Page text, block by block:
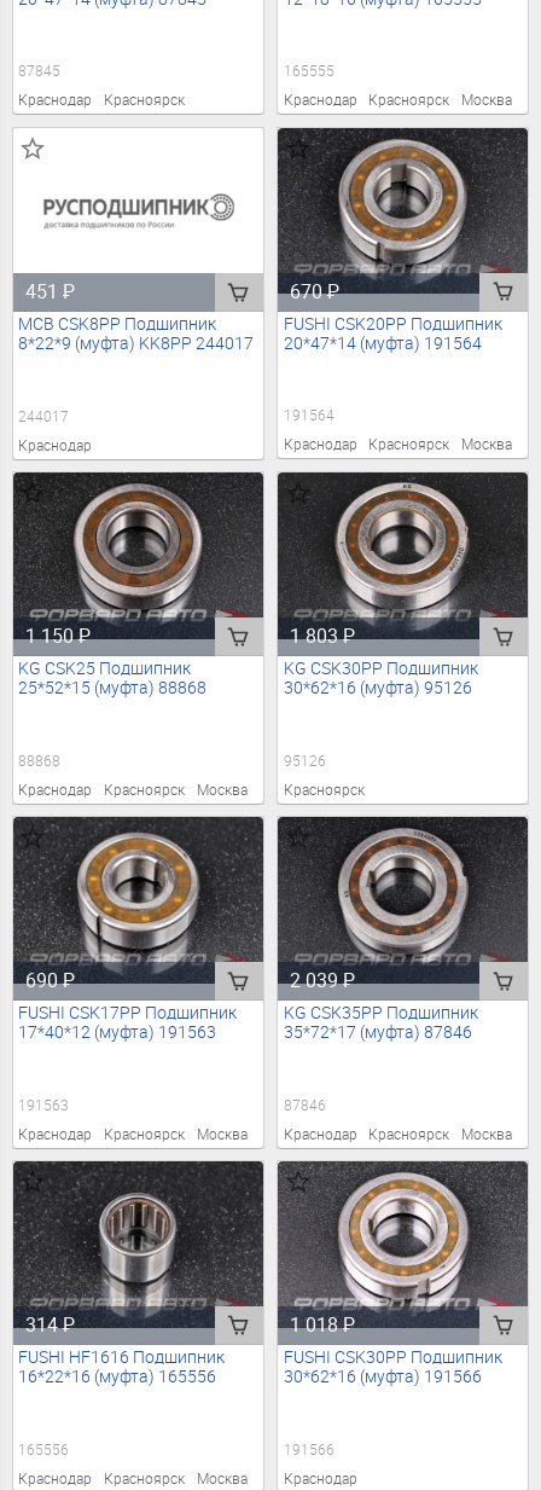
87845
Краснодар
Красноярск
165555
Краснодар
Красноярск Москва
451₽
MCB CSK8PP Подшипник
8*22*9 (муфта) KK8PP 244017
244017
Краснодар
670₽
FUSHI CSK20PP Подшипник
20*47*14 (муфта) 191564
191564
Краснодар
Красноярск Москва
1 150₽
KG CSK25 Подшипник
25*52*15 (муфта) 88868
88868
Краснодар
Красноярск Москва
1 803₽
KG CSK30PP Подшипник
30*62*16 (муфта) 95126
95126
Красноярск
690₽
FUSHI CSK17PP Подшипник
17*40*12 (муфта) 191563
191563
Краснодар
Красноярск Москва
2 039₽
KG CSK35PP Подшипник
35*72*17 (муфта) 87846
87846
Краснодар
Красноярск Москва
314₽
FUSHI HF1616 Подшипник
16*22*16 (муфта) 165556
165556
Краснодар
Красноярск Москва
1 018₽
FUSHI CSK30PP Подшипник
30*62*16 (муфта) 191566
191566
Краснодар